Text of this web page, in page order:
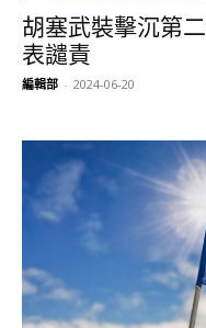
胡塞武裝擊沉第
表譴責
編輯部 - 2024-06-20